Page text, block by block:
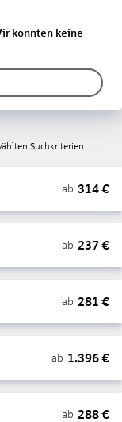
konnten keine
Suchkriterien
ab 314€
ab 237 €
ab 281 €
ab 1.396€
ab 288€